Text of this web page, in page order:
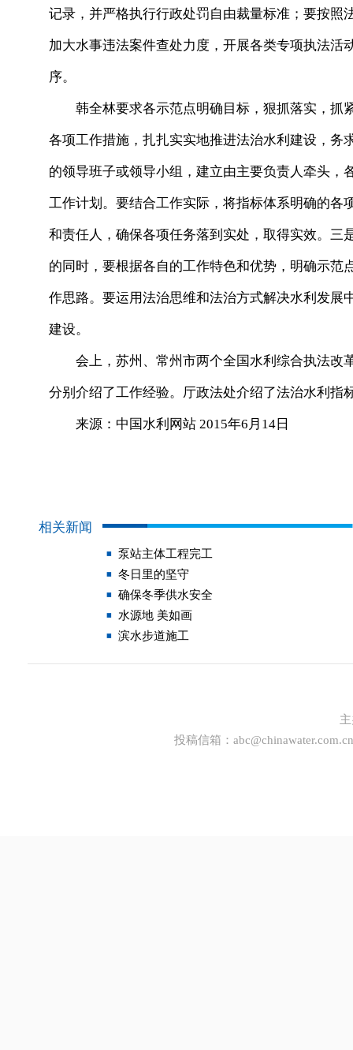
记录，并严格执行行政处罚自由裁量标准；要按
加大水事违法案件查处力度，开展各类专项执法
序。
韩全林要求各示范点明确目标，狠抓落实，抓
各项工作措施，扎扎实实地推进法治水利建设，
的领导班子或领导小组，建立由主要负责人牵头
工作计划。要结合工作实际，将指标体系明确的
和责任人，确保各项任务落到实处，取得实效。
的同时，要根据各自的工作特色和优势，明确示
作思路。要运用法治思维和法治方式解决水利发
建设。
会上，苏州、常州市两个全国水利综合执法改
分别介绍了工作经验。厅政法处介绍了法治水利指
来源：中国水利网站 2015年6月14日
相关新闻
泵站主体工程完工
冬日里的坚守
确保冬季供水安全
水源地 美如画
滨水步道施工
投稿信箱： abc@chinawater.com.cn